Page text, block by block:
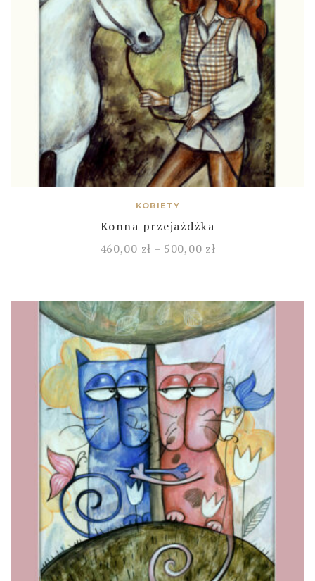
KOBIETY
Konna przejażdżka
460,00 zł – 500,00 zł